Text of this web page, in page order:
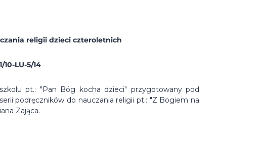
religii dzieci czteroletnich
10-LU-5/14
pt.: "Pan Bóg kocha dzieci" przygotowany pod
podręczników do nauczania religii pt.: "Z Bogiem na
Zająca.